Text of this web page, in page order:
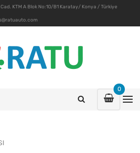
KTM A Blok No:10/B1 Karatay/ Konya / Türkiye
0